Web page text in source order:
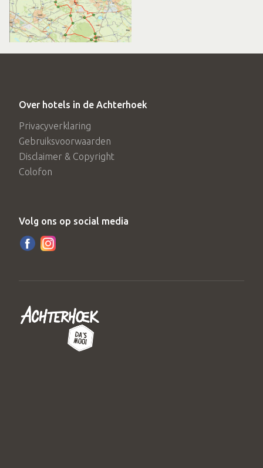
Over hotels in de Achterhoek
Privacyverklaring
Gebruiksvoorwaarden
Disclaimer & Copyright
Colofon
Volg ons op social media